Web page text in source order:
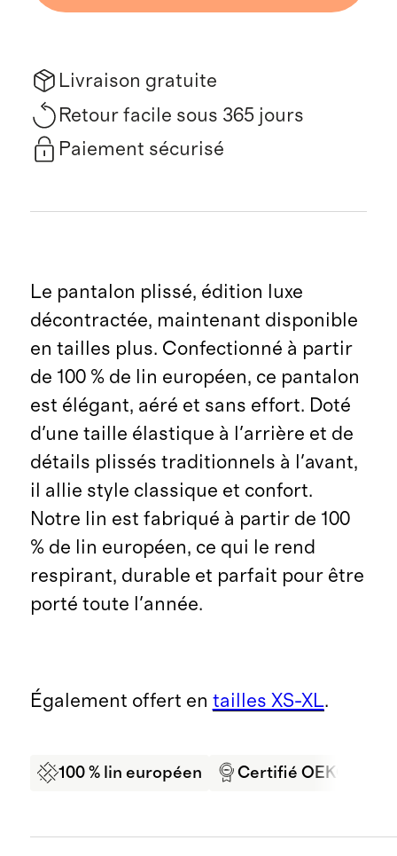
Livraison gratuite
Retour facile sous 365 jours
Paiement sécurisé
Le pantalon plissé, édition luxe
décontractée, maintenant disponible
en tailles plus. Confectionné à partir
de 100 % de lin européen, ce pantalon
est élégant, aéré et sans effort. Doté
d'une taille élastique à l'arrière et de
détails plissés traditionnels à l'avant,
il allie style classique et confort.
Notre lin est fabriqué à partir de 100
% de lin européen, ce qui le rend
respirant, durable et parfait pour être
porté toute l'année.
Également offert en tailles XS-XL.
100 % lin européen Certifié OEKO-TEX